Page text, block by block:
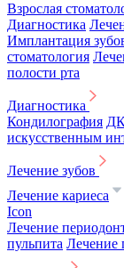
Взрослая
Диагностика
Имплантация
стоматология
полости рта
Диагностика
Кондилография
искусственным
Лечение зубов
Лечение кариеса
Icon
Лечение
пульпита Лечение